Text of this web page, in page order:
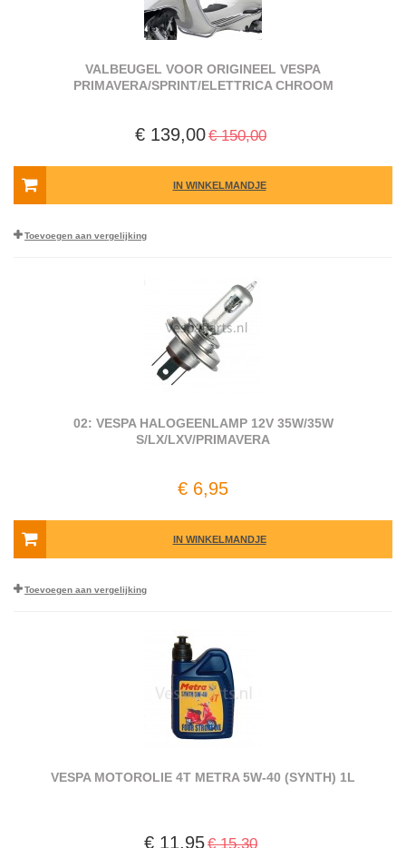
VALBEUGEL VOOR ORIGINEEL VESPA
PRIMAVERA/SPRINT/ELETTRICA CHROOM
€ 139,00€ 150,00
IN WINKELMANDJE
Toevoegen aan vergelijking
02: VESPA HALOGEENLAMP 12V 35W/35W
S/LX/LXV/PRIMAVERA
€ 6,95
IN WINKELMANDJE
Toevoegen aan vergelijking
VESPA MOTOROLIE 4T METRA 5W-40 (SYNTH) 1L
€ 11,95€ 15,30